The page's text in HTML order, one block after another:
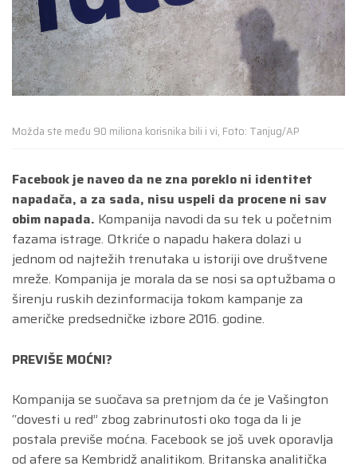
Možda ste među 90 miliona korisnika bili i vi, Foto: Tanjug/AP
Facebook je naveo da ne zna poreklo ni identitet
napadača, a za sada, nisu uspeli da procene ni sav
obim napada. Kompanija navodi da su tek u početnim
fazama istrage. Otkriće o napadu hakera dolazi u
jednom od najtežih trenutaka u istoriji ove društvene
mreže. Kompanija je morala da se nosi sa optužbama o
širenju ruskih dezinformacija tokom kampanje za
američke predsedničke izbore 2016. godine.
PREVIŠE MOĆNI?
Kompanija se suočava sa pretnjom da će je Vašington
“dovesti u red” zbog zabrinutosti oko toga da li je
postala previše moćna. Facebook se još uvek oporavlja
od afere sa Kembridž analitikom. Britanska analitička